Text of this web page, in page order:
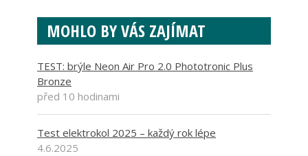
MOHLO BY VÁS ZAJÍMAT
TEST: brýle Neon Air Pro 2.0 Phototronic Plus
Bronze
před 10 hodinami
Test elektrokol 2025 – každý rok lépe
4.6.2025